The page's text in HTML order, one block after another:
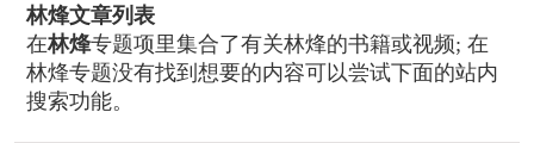
林烽文章列表
在林烽专题项里集合了有关林烽的书籍或视频; 在
林烽专题没有找到想要的内容可以尝试下面的站内
搜索功能。